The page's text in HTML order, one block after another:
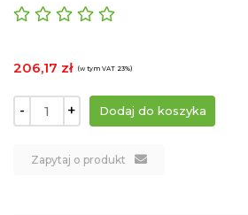
206,17 zł (w tym VAT 23%)
- +
Zapytaj o produkt